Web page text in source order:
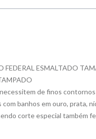
FEDERAL ESMALTADO
de finos
banhos em ouro, prata,
corte especial também